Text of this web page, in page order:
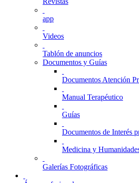
app
Videos
Tablón de anuncios
Documentos y Guías
Documentos Atención
Manual Terapéutico
Guías
Documentos de Interés
Medicina y
Galerías Fotográficas